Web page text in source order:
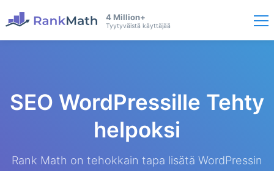
4 Million+
Tyytyväistä käyttäjää
SEO WordPressille Tehty
helpoksi
Rank Math on tehokkain tapa lisätä WordPressin